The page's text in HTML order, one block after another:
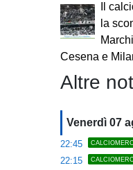
Il
la
Cesena e
Altre
Venerdì 07
22:45
22:15